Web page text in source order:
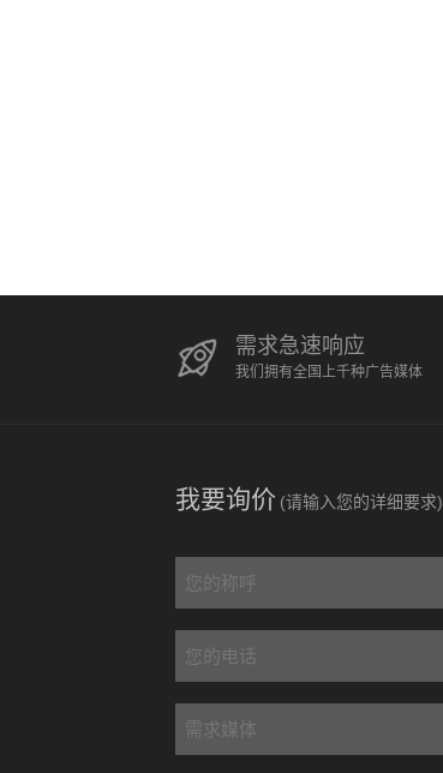
需求急速响应
我们拥有全国上千种广告媒体
我要询价 (请输入您的详细要求)